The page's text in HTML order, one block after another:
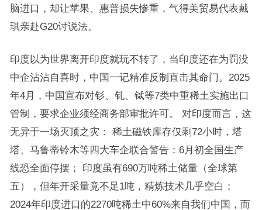
脑进口，却让苹果、惠普损失惨重，气得美贸易代表戴
琪亲赴G20讨说法。
印度以为世界离开印度就玩不转了，当印度还在为罚没
中企沾沾自喜时，中国一记精准反制直击其命门。2025
年4月，中国宣布对钐、钆、铽等7类中重稀土实施出口
管制，要求企业须经商务部审批许可。 对印度而言，这
无异于一场灭顶之灾： 稀土磁铁库存仅剩72小时，塔
塔、马鲁蒂铃木等四大车企联合警告：6月初全国生产
线恐全面停摆； 印度虽有690万吨稀土储量（全球第
五），但年开采量竟不足1吨，精炼技术几乎空白；
2024年印度进口的2270吨稀土中60%来自我们中国，而